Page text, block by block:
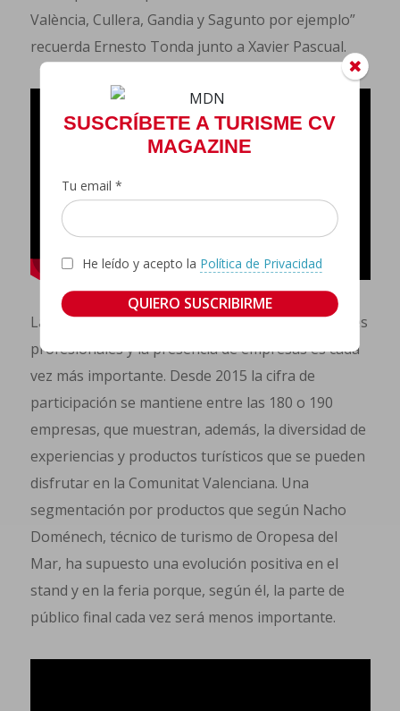
SUSCRÍBETE A TURISME CV
MAGAZINE
Tu email *
He leído y acepto la Política de Privacidad
València, Cullera, Gandia y Sagunto por ejemplo”
recuerda Ernesto Tonda junto a Xavier Pascual.
La generación de negocio, de mantener reuniones
profesionales y la presencia de empresas es cada
vez más importante. Desde 2015 la cifra de
participación se mantiene entre las 180 o 190
empresas, que muestran, además, la diversidad de
experiencias y productos turísticos que se pueden
disfrutar en la Comunitat Valenciana. Una
segmentación por productos que según Nacho
Doménech, técnico de turismo de Oropesa del
Mar, ha supuesto una evolución positiva en el
stand y en la feria porque, según él, la parte de
público final cada vez será menos importante.